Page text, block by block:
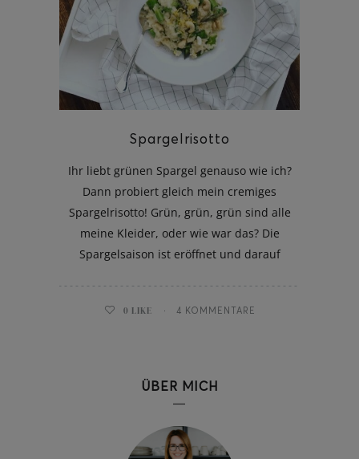
Spargelrisotto
Ihr liebt grünen Spargel genauso wie ich?
Dann probiert gleich mein cremiges
Spargelrisotto! Grün, grün, grün sind alle
meine Kleider, oder wie war das? Die
Spargelsaison ist eröffnet und darauf
0 LIKE 4 KOMMENTARE
ÜBER MICH